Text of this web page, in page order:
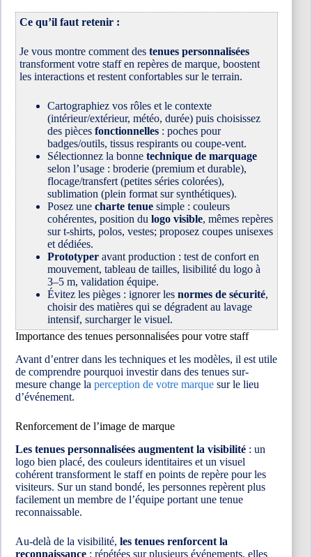
Ce qu’il faut retenir :
Je vous montre comment des tenues personnalisées
transforment votre staff en repères de marque, boostent
les interactions et restent confortables sur le terrain.
Cartographiez vos rôles et le contexte
(intérieur/extérieur, météo, durée) puis choisissez
des pièces fonctionnelles : poches pour
badges/outils, tissus respirants ou coupe-vent.
Sélectionnez la bonne technique de marquage
selon l’usage : broderie (premium et durable),
flocage/transfert (petites séries colorées),
sublimation (plein format sur synthétiques).
Posez une charte tenue simple : couleurs
cohérentes, position du logo visible, mêmes repères
sur t‑shirts, polos, vestes; proposez coupes unisexes
et dédiées.
Prototyper avant production : test de confort en
mouvement, tableau de tailles, lisibilité du logo à
3–5 m, validation équipe.
Évitez les pièges : ignorer les normes de sécurité,
choisir des matières qui se dégradent au lavage
intensif, surcharger le visuel.
Importance des tenues personnalisées pour votre staff
Avant d’entrer dans les techniques et les modèles, il est utile
de comprendre pourquoi investir dans des tenues sur-
mesure change la perception de votre marque sur le lieu
d’événement.
Renforcement de l’image de marque
Les tenues personnalisées augmentent la visibilité : un
logo bien placé, des couleurs identitaires et un visuel
cohérent transforment le staff en points de repère pour les
visiteurs. Sur un stand bondé, les personnes repèrent plus
facilement un membre de l’équipe portant une tenue
reconnaissable.
Au-delà de la visibilité, les tenues renforcent la
reconnaissance : répétées sur plusieurs événements, elles